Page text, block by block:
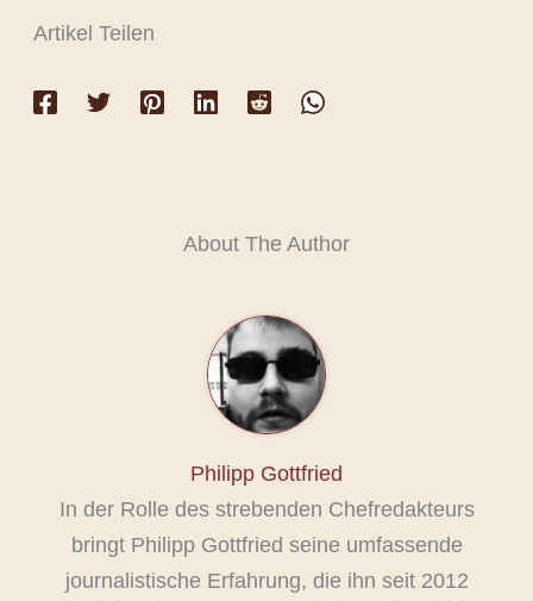
Artikel Teilen
About The Author
Philipp Gottfried
In der Rolle des strebenden Chefredakteurs
bringt Philipp Gottfried seine umfassende
journalistische Erfahrung, die ihn seit 2012